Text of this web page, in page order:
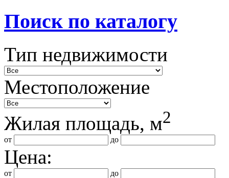
Поиск по каталогу
Тип недвижимости
Местоположение
Жилая площадь, м2
от до
Цена:
от до